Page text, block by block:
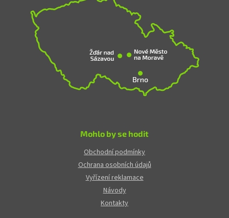
Mohlo by se hodit
Obchodní podmínky
Ochrana osobních údajů
Vyřízení reklamace
Návody
Kontakty